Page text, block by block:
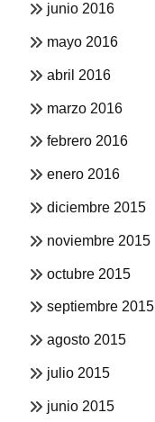
junio 2016
mayo 2016
abril 2016
marzo 2016
febrero 2016
enero 2016
diciembre 2015
noviembre 2015
octubre 2015
septiembre 2015
agosto 2015
julio 2015
junio 2015